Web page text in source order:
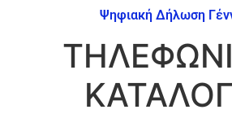
Ψηφιακή Δήλωση